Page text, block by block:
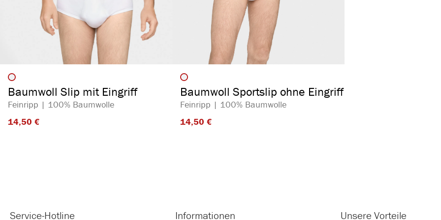
Artikelfarbe
Baumwoll Slip mit Eingriff
Feinripp | 100% Baumwolle
14,50 €​
Artikelfarbe
Baumwoll Sportslip ohne Eingriff
Feinripp | 100% Baumwolle
14,50 €​
Service-Hotline Informationen Unsere Vorteile